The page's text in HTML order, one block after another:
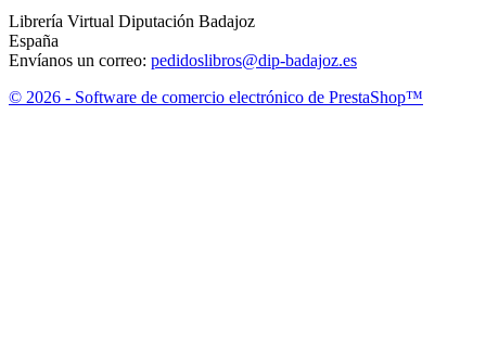
Librería Virtual Diputación Badajoz
España
Envíanos un correo: pedidoslibros@dip-badajoz.es
© 2026 - Software de comercio electrónico de PrestaShop™